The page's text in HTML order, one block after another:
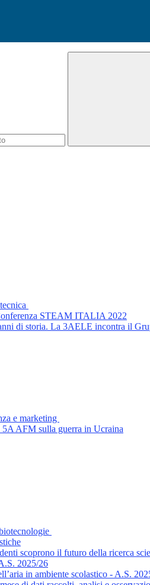
STEAM ITALIA 2022
di storia. La 3AELE incontra il
e marketing
AFM sulla guerra in Ucraina
scoprono il futuro della ricerca
2025/26
in ambiente scolastico - A.S.